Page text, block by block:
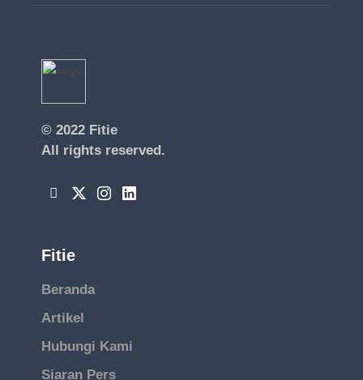
© 2022 Fitie
All rights reserved.
Fitie
Beranda
Artikel
Hubungi Kami
Siaran Pers